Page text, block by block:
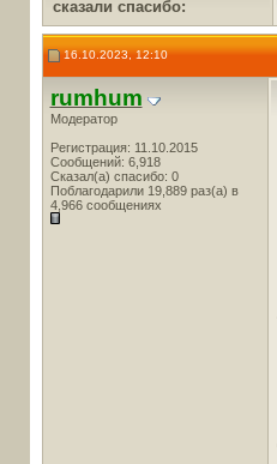
сказали cпасибо:
16.10.2023, 12:10
rumhum
Модератор
Регистрация: 11.10.2015
Сообщений: 6,918
Сказал(а) спасибо: 0
Поблагодарили 19,889 раз(а) в
4,966 сообщениях